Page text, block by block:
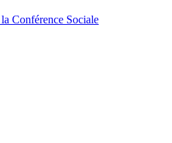
Conférence Sociale